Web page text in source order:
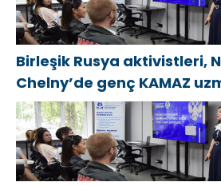
Birleşik Rusya aktivistleri,
Chelny’de genç KAMAZ
eğitim etkinlikleri